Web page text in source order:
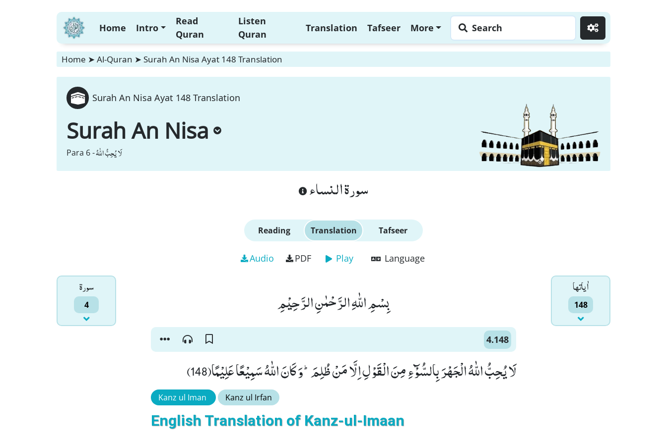
Home Intro
Read
Quran
Listen
Quran
Translation Tafseer More Search
Home ➤ Al-Quran ➤ Surah An Nisa Ayat 148 Translation
Surah An Nisa Ayat 148 Translation
Surah An Nisa
Para 6 -لَا یُحِبُّ اللّٰهُ
سورة النساء
Reading Translation Tafseer
Audio PDF Play Language
سورۃ
4
اٰياتها
148 بِسْمِ اللّٰهِ الرَّحْمٰنِ الرَّحِیْمِ
4.148
لَا یُحِبُّ اللّٰهُ الْجَهْرَ بِالسُّوْٓءِ مِنَ الْقَوْلِ اِلَّا مَنْ ظُلِمَؕ-وَ كَانَ اللّٰهُ سَمِیْعًا عَلِیْمًا(148)
Kanz ul Iman Kanz ul Irfan
English Translation of Kanz-ul-Imaan